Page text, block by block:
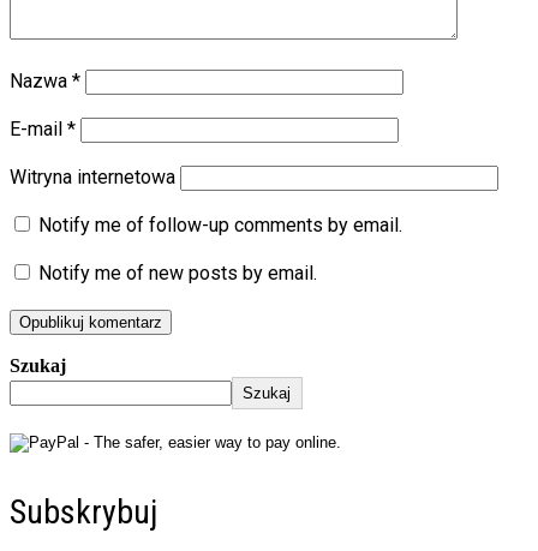
Nazwa *
E-mail *
Witryna internetowa
Notify me of follow-up comments by email.
Notify me of new posts by email.
Szukaj
Szukaj
Subskrybuj